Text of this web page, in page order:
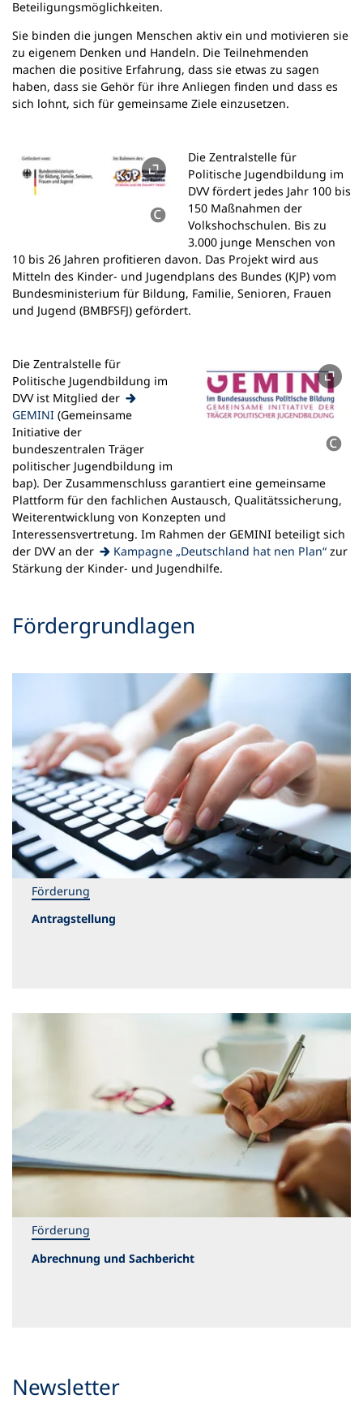
Beteiligungsmöglichkeiten.
Sie binden die jungen Menschen aktiv ein und motivieren sie
zu eigenem Denken und Handeln. Die Teilnehmenden
machen die positive Erfahrung, dass sie etwas zu sagen
haben, dass sie Gehör für ihre Anliegen finden und dass es
sich lohnt, sich für gemeinsame Ziele einzusetzen.
Die Zentralstelle für
Politische Jugendbildung im
DVV fördert jedes Jahr 100 bis
150 Maßnahmen der
Volkshochschulen. Bis zu
3.000 junge Menschen von
10 bis 26 Jahren profitieren davon. Das Projekt wird aus
Mitteln des Kinder- und Jugendplans des Bundes (KJP) vom
Bundesministerium für Bildung, Familie, Senioren, Frauen
und Jugend (BMBFSFJ) gefördert.
Die Zentralstelle für
Politische Jugendbildung im
DVV ist Mitglied der
GEMINI
(Öffnet
einem
neuen
Tab)
(Gemeinsame
Initiative der
bundeszentralen Träger
politischer Jugendbildung im
bap). Der Zusammenschluss garantiert eine gemeinsame
Plattform für den fachlichen Austausch, Qualitätssicherung,
Weiterentwicklung von Konzepten und
Interessensvertretung. Im Rahmen der GEMINI beteiligt sich
der DVV an der
Kampagne „Deutschland hat nen Plan“
(Öffnet
Tab)
zur
Stärkung der Kinder- und Jugendhilfe.
Fördergrundlagen
Förderung
Antragstellung
Förderung
Abrechnung und Sachbericht
Newsletter